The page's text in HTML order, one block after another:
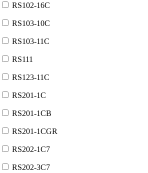
RS102-16C
RS103-10C
RS103-11C
RS111
RS123-11C
RS201-1C
RS201-1CB
RS201-1CGR
RS202-1C7
RS202-3C7